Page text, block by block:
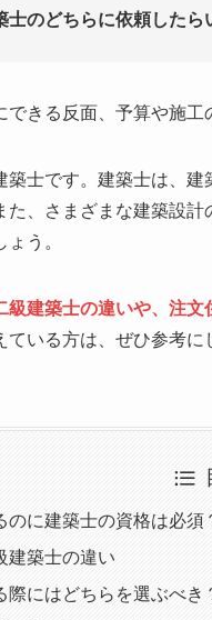
士のどちらに依頼したら
きる反面、予算や施工
築士です。建築士は、
、さまざまな建築設
う。
級建築士の違いや、注
いる方は、ぜひ参考に
のに建築士の資格は必須
建築士の違い
際にはどちらを選ぶべき